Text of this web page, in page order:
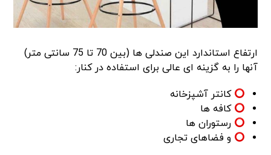
ارتفاع استاندارد این صندلی ها (بین 70 تا 75 سانتی متر)
آنها را به گزینه ای عالی برای استفاده در کنار:
کانتر آشپزخانه
کافه ها
رستوران ها
و فضاهای تجاری